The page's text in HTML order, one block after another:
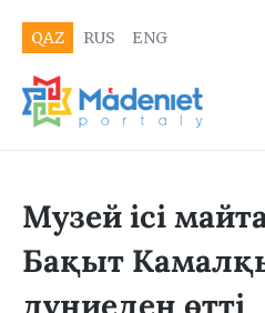
QAZ RUS ENG
Музей ісі
Бақыт